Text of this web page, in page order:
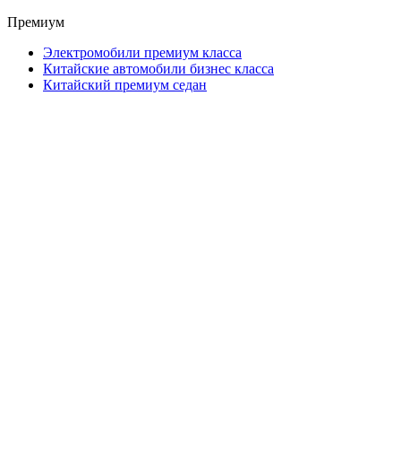
Премиум
Электромобили премиум класса
Китайские автомобили бизнес класса
Китайский премиум седан